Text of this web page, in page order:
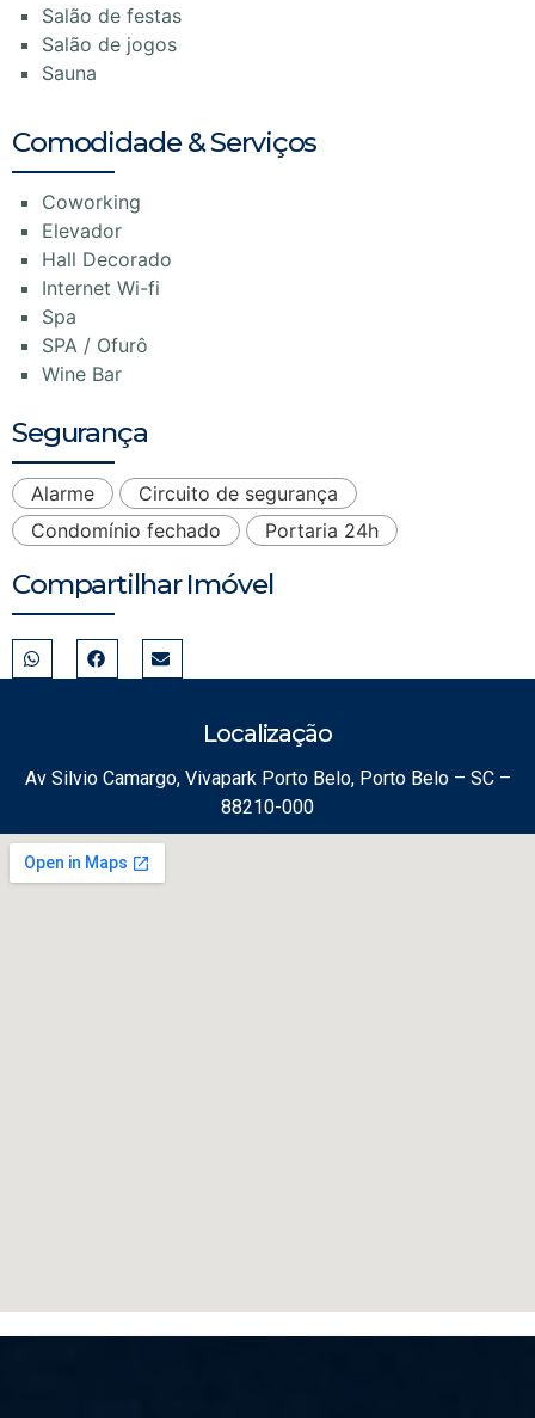
Salão de festas
Salão de jogos
Sauna
Comodidade & Serviços
Coworking
Elevador
Hall Decorado
Internet Wi-fi
Spa
SPA / Ofurô
Wine Bar
Segurança
Alarme
Circuito de segurança
Condomínio fechado
Portaria 24h
Compartilhar Imóvel
Localização
Av Silvio Camargo, Vivapark Porto Belo, Porto Belo – SC –
88210-000